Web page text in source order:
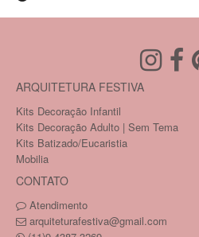
ARQUITETURA FESTIVA
Kits Decoração Infantil
Kits Decoração Adulto | Sem Tema
Kits Batizado/Eucaristia
Mobilia
CONTATO
Atendimento
arquiteturafestiva@gmail.com